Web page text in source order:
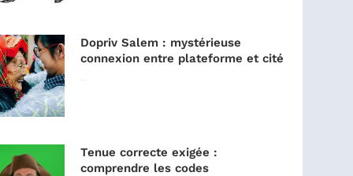
Dopriv Salem : mystérieuse
connexion entre plateforme et cité
Tenue correcte exigée :
comprendre les codes